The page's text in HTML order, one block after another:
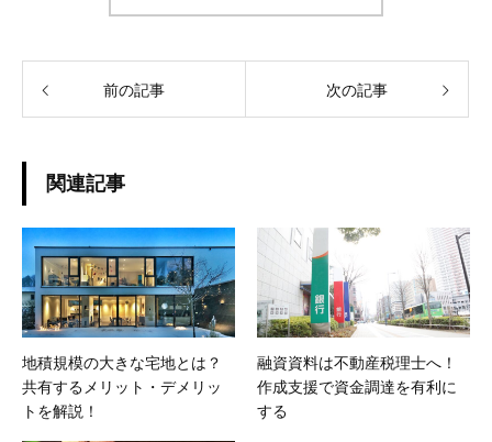
前の記事 次の記事
関連記事
地積規模の大きな宅地とは？
共有するメリット・デメリッ
トを解説！
融資資料は不動産税理士へ！
作成支援で資金調達を有利に
する